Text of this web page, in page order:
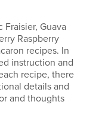
Fraisier, Guava
Raspberry
recipes. In
instruction and
recipe, there
details and
and thoughts